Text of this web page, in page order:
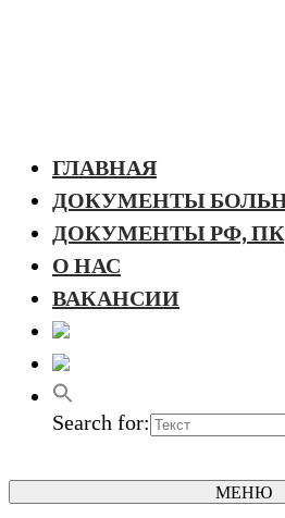
ГЛАВНАЯ
ДОКУМЕНТЫ
ДОКУМЕНТЫ РФ,
О НАС
ВАКАНСИИ
Search for:
МЕНЮ